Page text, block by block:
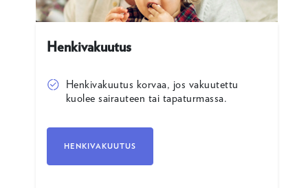
Henkivakuutus
Henkivakuutus korvaa, jos vakuutettu
kuolee sairauteen tai tapaturmassa.
HENKIVAKUUTUS